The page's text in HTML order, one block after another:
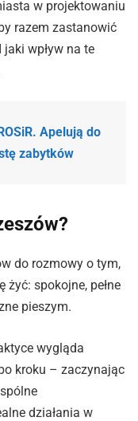
w projektowaniu
razem zastanowić
wpływ na te
Apelują do
zabytków
do rozmowy o tym,
spokojne, pełne
pieszym.
wygląda
kroku – zaczynając
działania w